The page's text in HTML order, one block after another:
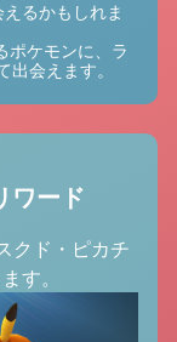
るかもしれま
ポケモンに、ラ
会えます。
ワード
クド・ピカチ
す。